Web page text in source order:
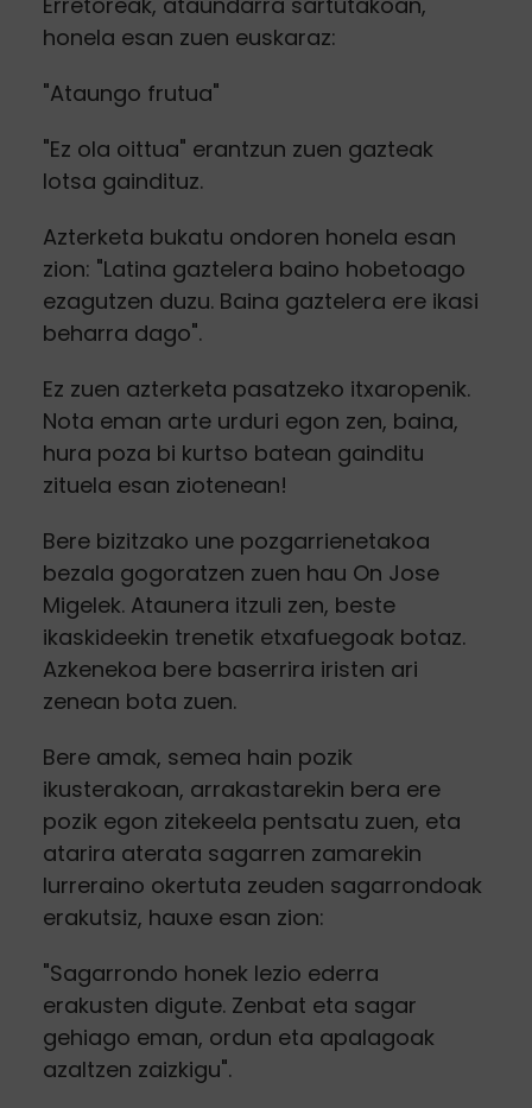
honela esan zuen euskaraz:
"Ataungo frutua"
"Ez ola oittua" erantzun zuen gazteak
lotsa gaindituz.
Azterketa bukatu ondoren honela esan
zion: "Latina gaztelera baino hobetoago
ezagutzen duzu. Baina gaztelera ere ikasi
beharra dago".
Ez zuen azterketa pasatzeko itxaropenik.
Nota eman arte urduri egon zen, baina,
hura poza bi kurtso batean gainditu
zituela esan ziotenean!
Bere bizitzako une pozgarrienetakoa
bezala gogoratzen zuen hau On Jose
Migelek. Ataunera itzuli zen, beste
ikaskideekin trenetik etxafuegoak botaz.
Azkenekoa bere baserrira iristen ari
zenean bota zuen.
Bere amak, semea hain pozik
ikusterakoan, arrakastarekin bera ere
pozik egon zitekeela pentsatu zuen, eta
atarira aterata sagarren zamarekin
lurreraino okertuta zeuden sagarrondoak
erakutsiz, hauxe esan zion:
"Sagarrondo honek lezio ederra
erakusten digute. Zenbat eta sagar
gehiago eman, ordun eta apalagoak
azaltzen zaizkigu".